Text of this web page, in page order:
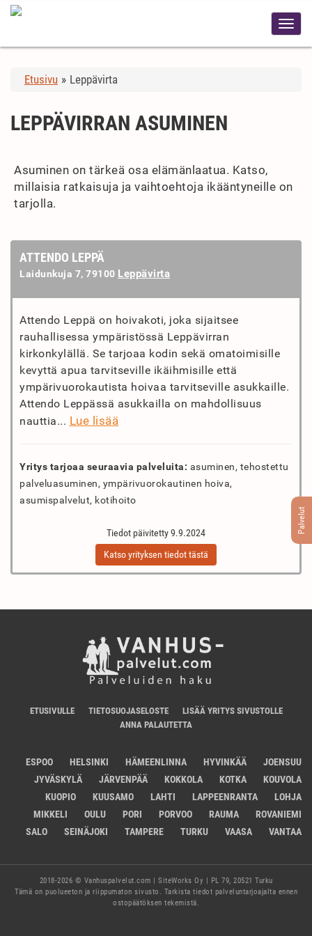
Etusivu » Leppävirta
Palvelut
LEPPÄVIRRAN ASUMINEN
Asuminen on tärkeä osa elämänlaatua. Katso,
millaisia ratkaisuja ja vaihtoehtoja ikääntyneille on
tarjolla.
ATTENDO LEPPÄ
Laidunkuja 7, 79100 Leppävirta
Attendo Leppä on hoivakoti, joka sijaitsee
rauhallisessa ympäristössä Leppävirran
kirkonkylällä. Se tarjoaa kodin sekä omatoimisille
kevyttä apua tarvitseville ikäihmisille että
ympärivuorokautista hoivaa tarvitseville asukkaille.
Attendo Leppässä asukkailla on mahdollisuus
nauttia... Lue lisää
Yritys tarjoaa seuraavia palveluita: asuminen, tehostettu
palveluasuminen, ympärivuorokautinen hoiva,
asumispalvelut, kotihoito
Tiedot päivitetty 9.9.2024
Katso yrityksen tiedot tästä
ETUSIVULLE TIETOSUOJASELOSTE
LISÄÄ YRITYS SIVUSTOLLE
ANNA PALAUTETTA
ESPOO HELSINKI HÄMEENLINNA HYVINKÄÄ
JOENSUU
JYVÄSKYLÄ
JÄRVENPÄÄ KOKKOLA KOTKA
KOUVOLA
KUOPIO
KUUSAMO LAHTI LAPPEENRANTA
LOHJA
MIKKELI
OULU PORI PORVOO RAUMA
ROVANIEMI
SALO
SEINÄJOKI TAMPERE TURKU VAASA VANTAA
2018-2026 © Vanhuspalvelut.com | SiteWorks Oy | PL 79, 20521 Turku
Tämä on puolueeton ja riippumaton sivusto. Tarkista tiedot palveluntarjoajalta ennen
ostopäätöksen tekemistä.